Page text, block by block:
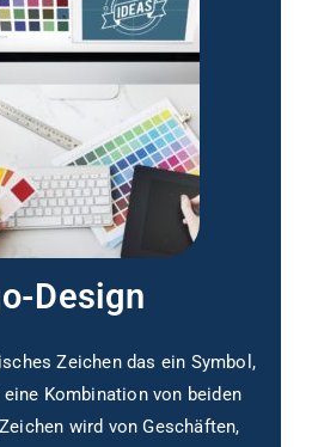
Design
Zeichen das ein Symbol,
Kombination von beiden
wird von Geschäften,